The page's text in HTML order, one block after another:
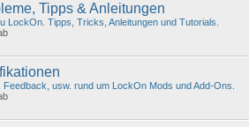
Tipps & Anleitungen
LockOn. Tipps, Tricks, Anleitungen und Tutorials.
usw. rund um LockOn Mods und Add-Ons.